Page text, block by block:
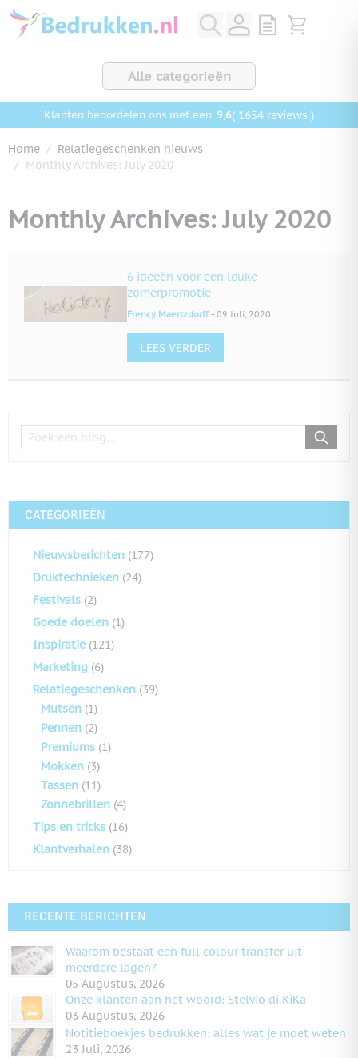
Ga naar de inhoud
View quote,
Bekijk
Alle categorieën
Klanten beoordelen ons met een 9,6( 1654 reviews )
Home / Relatiegeschenken nieuws
/ Monthly Archives: July 2020
Monthly Archives: July 2020
6 ideeën voor een leuke
zomerpromotie
Frency Maertzdorff - 09 Juli, 2020
LEES VERDER
CATEGORIEËN
Nieuwsberichten (177)
Druktechnieken (24)
Festivals (2)
Goede doelen (1)
Inspiratie (121)
Marketing (6)
Relatiegeschenken (39)
Mutsen (1)
Pennen (2)
Premiums (1)
Mokken (3)
Tassen (11)
Zonnebrillen (4)
Tips en tricks (16)
Klantverhalen (38)
RECENTE BERICHTEN
Waarom bestaat een full colour transfer uit
meerdere lagen?
05 Augustus, 2026
Onze klanten aan het woord: Stelvio di KiKa
03 Augustus, 2026
Notitieboekjes bedrukken: alles wat je moet weten
23 Juli, 2026